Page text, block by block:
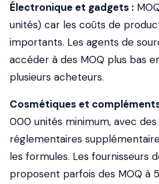
Électronique et gadgets :
unités) car les coûts de
importants. Les agents de
accéder à des MOQ plus bas
plusieurs acheteurs.
Cosmétiques et
000 unités minimum, avec
réglementaires
les formules. Les fournisseurs
proposent parfois des MOQ à